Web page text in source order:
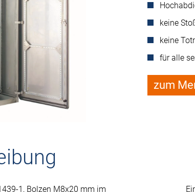
keine
keine
für alle
zum
1, Bolzen M8x20 mm im